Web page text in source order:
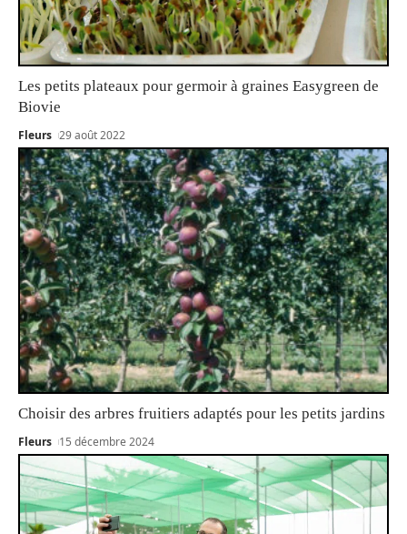
Les petits plateaux pour germoir à graines Easygreen de
Biovie
Fleurs 29 août 2022
Choisir des arbres fruitiers adaptés pour les petits jardins
Fleurs 15 décembre 2024